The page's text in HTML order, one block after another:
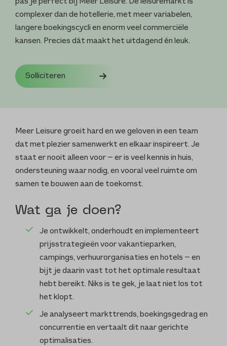
complexer dan de hotellerie, met meer variabelen,
langere boekingscycli en enorm veel commerciële
kansen. Precies dát maakt het uitdagend én leuk.
Solliciteren
Meer Leisure groeit hard en we geloven in een team
dat met plezier samenwerkt en elkaar inspireert. Je
staat er nooit alleen voor — er is veel kennis in huis,
ondersteuning waar nodig, en vooral veel ruimte om
samen te bouwen aan de toekomst.
Wat ga je doen?
Je ontwikkelt, onderhoudt en implementeert
prijsstrategieën voor vakantieparken,
campings, verhuurorganisaties en hotels — en
bijt je daarin vast tot het optimale resultaat
hebt bereikt. Niks is te gek, je laat niet los tot
het klopt.
Je analyseert markttrends, boekingsgedrag en
concurrentie en vertaalt dit naar gerichte
optimalisaties.